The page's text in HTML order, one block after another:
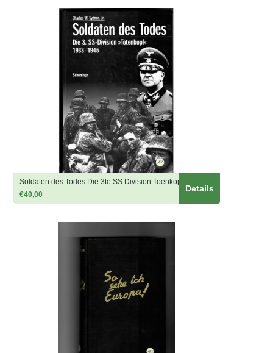
Details
Soldaten des Todes Die 3te SS Division Toenkopf 1933 - 1945
€40,00